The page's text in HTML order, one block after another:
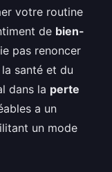
votre routine
de bien-
pas renoncer
santé et du
dans la perte
a un
un mode